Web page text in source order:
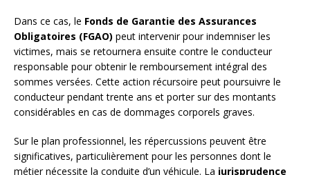
Dans ce cas, le Fonds de Garantie des Assurances
Obligatoires (FGAO) peut intervenir pour indemniser les
victimes, mais se retournera ensuite contre le conducteur
responsable pour obtenir le remboursement intégral des
sommes versées. Cette action récursoire peut poursuivre le
conducteur pendant trente ans et porter sur des montants
considérables en cas de dommages corporels graves.
Sur le plan professionnel, les répercussions peuvent être
significatives, particulièrement pour les personnes dont le
métier nécessite la conduite d’un véhicule. La jurisprudence